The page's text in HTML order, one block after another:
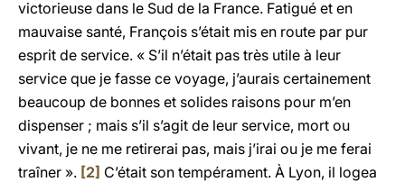
victorieuse dans le Sud de la France. Fatigué et en
mauvaise santé, François s’était mis en route par pur
esprit de service. « S’il n’était pas très utile à leur
service que je fasse ce voyage, j’aurais certainement
beaucoup de bonnes et solides raisons pour m’en
dispenser ; mais s’il s’agit de leur service, mort ou
vivant, je ne me retirerai pas, mais j’irai ou je me ferai
traîner ». [2] C’était son tempérament. À Lyon, il logea